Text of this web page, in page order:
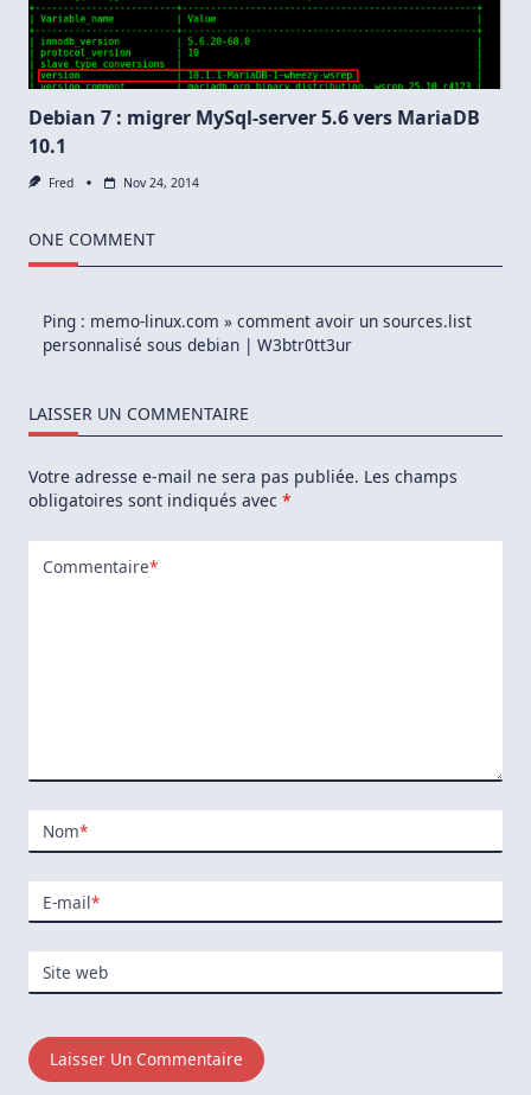
Debian
Debian 7 : migrer MySql-server 5.6 vers MariaDB
10.1
Fred Nov 24, 2014
ONE COMMENT
Ping : memo-linux.com » comment avoir un sources.list
personnalisé sous debian | W3btr0tt3ur
LAISSER UN COMMENTAIRE
Votre adresse e-mail ne sera pas publiée. Les champs
obligatoires sont indiqués avec *
Commentaire*
Nom*
E-mail*
Site web